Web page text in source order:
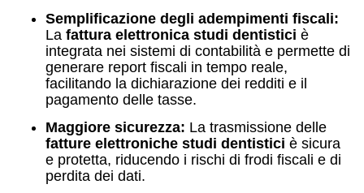
Semplificazione degli adempimenti fiscali:
La fattura elettronica studi dentistici è
integrata nei sistemi di contabilità e permette di
generare report fiscali in tempo reale,
facilitando la dichiarazione dei redditi e il
pagamento delle tasse.
Maggiore sicurezza: La trasmissione delle
fatture elettroniche studi dentistici è sicura
e protetta, riducendo i rischi di frodi fiscali e di
perdita dei dati.